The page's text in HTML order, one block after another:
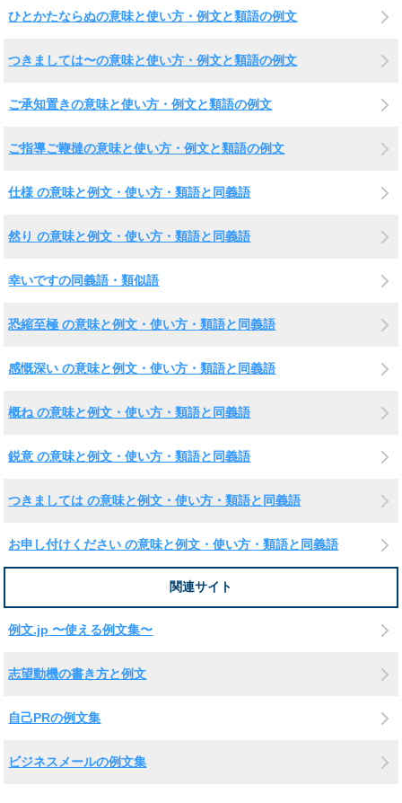
ひとかたならぬの意味と使い方・例文と類語の例文
つきましては〜の意味と使い方・例文と類語の例文
ご承知置きの意味と使い方・例文と類語の例文
ご指導ご鞭撻の意味と使い方・例文と類語の例文
仕様 の意味と例文・使い方・類語と同義語
然り の意味と例文・使い方・類語と同義語
幸いですの同義語・類似語
恐縮至極 の意味と例文・使い方・類語と同義語
感慨深い の意味と例文・使い方・類語と同義語
概ね の意味と例文・使い方・類語と同義語
鋭意 の意味と例文・使い方・類語と同義語
つきましては の意味と例文・使い方・類語と同義語
お申し付けください の意味と例文・使い方・類語と同義語
関連サイト
例文.jp 〜使える例文集〜
志望動機の書き方と例文
自己PRの例文集
ビジネスメールの例文集